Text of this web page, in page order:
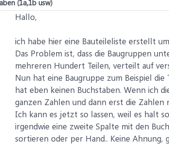
(1a,1b usw)
Hallo,
ich habe hier eine Bauteileliste erstellt
Das Problem ist, dass die Baugruppen
mehreren Hundert Teilen, verteilt auf
Nun hat eine Baugruppe zum Beispiel die
hat eben keinen Buchstaben. Wenn ich
ganzen Zahlen und dann erst die Zahlen
Ich kann es jetzt so lassen, weil es halt
irgendwie eine zweite Spalte mit den
sortieren oder per Hand.. Keine